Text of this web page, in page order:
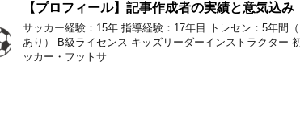
【プロフィール】記事作成者の実績と意気込み
サッカー経験：15年 指導経験：17年目 トレセン：5年間
あり） B級ライセンス キッズリーダーインストラクター
ッカー・フットサ …